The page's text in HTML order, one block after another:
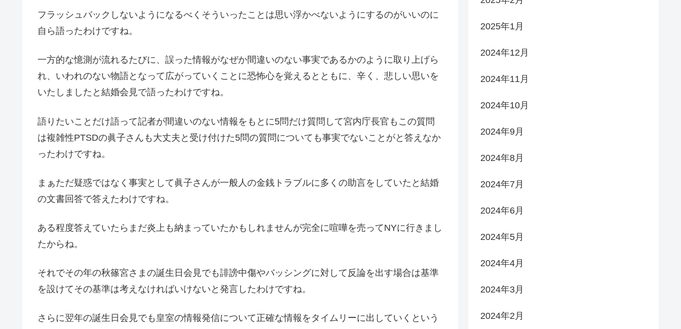
フラッシュバックしないようになるべくそういったことは思い浮かべないようにするのがいいのに
自ら語ったわけですね。
一方的な憶測が流れるたびに、誤った情報がなぜか間違いのない事実であるかのように取り上げら
れ、いわれのない物語となって広がっていくことに恐怖心を覚えるとともに、辛く、悲しい思いを
いたしましたと結婚会見で語ったわけですね。
語りたいことだけ語って記者が間違いのない情報をもとに5問だけ質問して宮内庁長官もこの質問
は複雑性PTSDの眞子さんも大丈夫と受け付けた5問の質問についても事実でないことがと答えなか
ったわけですね。
まぁただ疑惑ではなく事実として眞子さんが一般人の金銭トラブルに多くの助言をしていたと結婚
の文書回答で答えたわけですね。
ある程度答えていたらまだ炎上も納まっていたかもしれませんが完全に喧嘩を売ってNYに行きまし
たからね。
それでその年の秋篠宮さまの誕生日会見でも誹謗中傷やバッシングに対して反論を出す場合は基準
を設けてその基準は考えなければいけないと発言したわけですね。
さらに翌年の誕生日会見でも皇室の情報発信について正確な情報をタイムリーに出していくという
2025年1月
2024年12月
2024年11月
2024年10月
2024年9月
2024年8月
2024年7月
2024年6月
2024年5月
2024年4月
2024年3月
2024年2月